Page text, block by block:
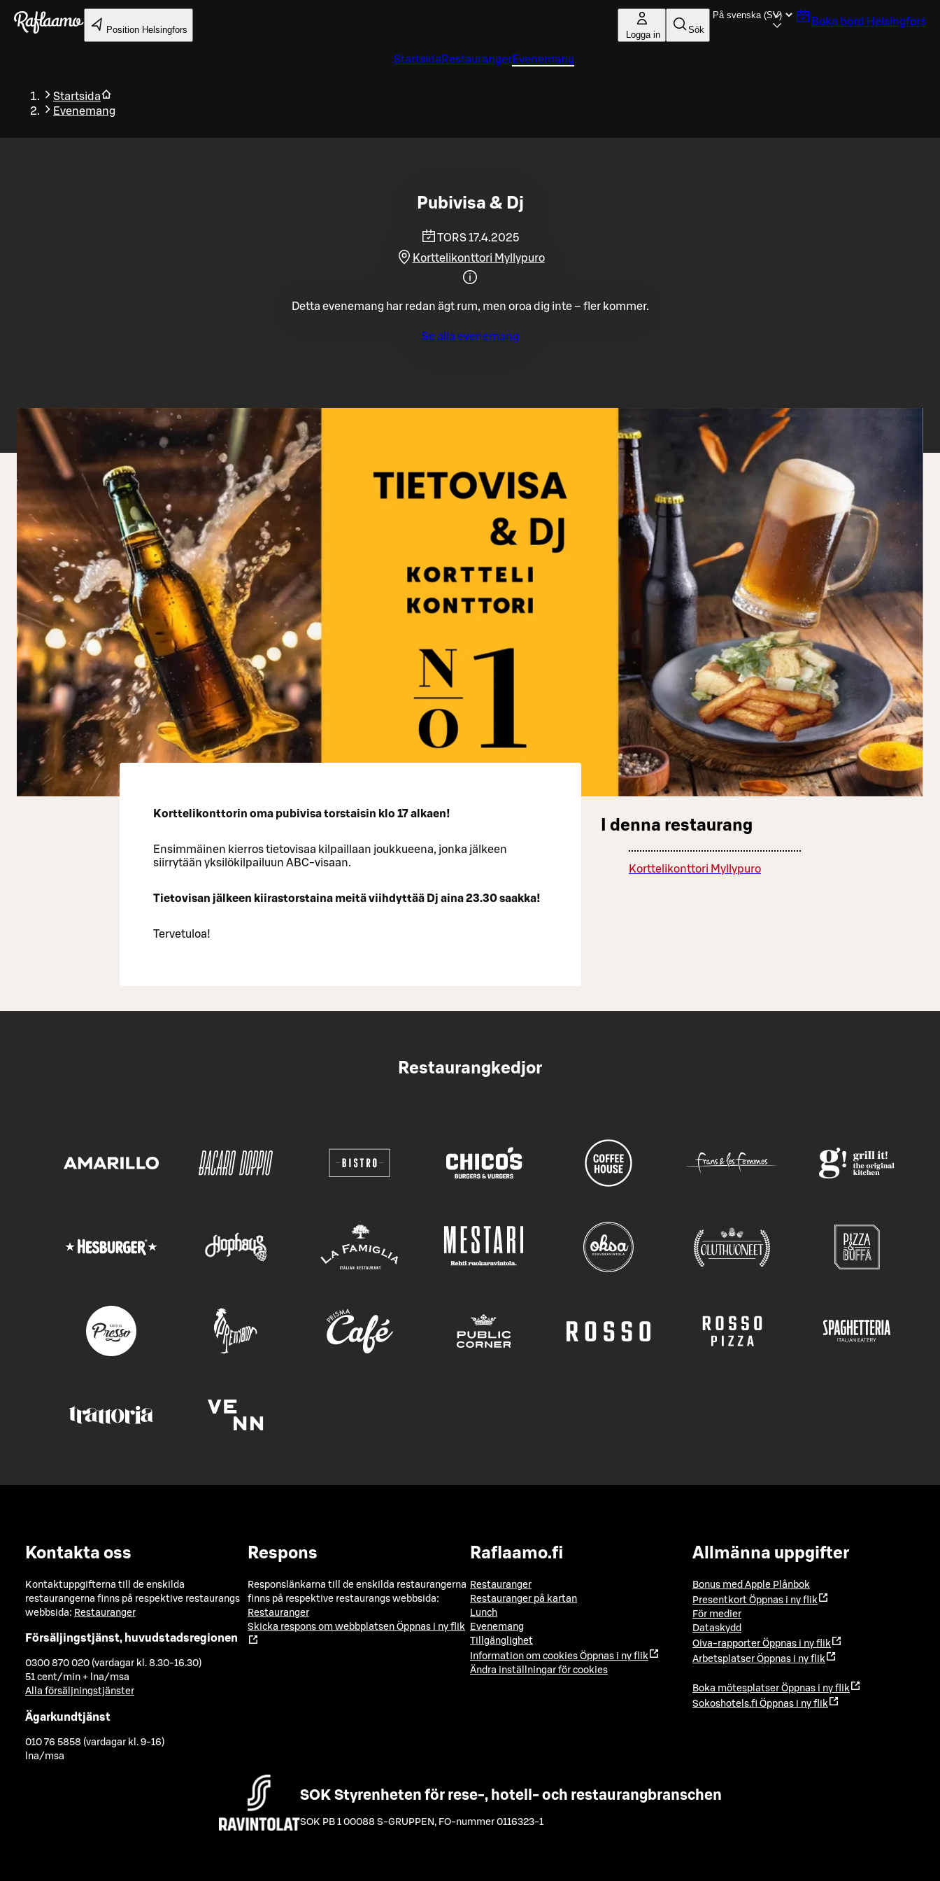
Gå till huvudinnehållet
Position Helsingfors Logga in Sök
Boka bord Helsingfors
Startsida RestaurangerEvenemang
Startsida
Evenemang
Tillbaka
Pubivisa & Dj
TORS 17.4.2025
Korttelikonttori Myllypuro
Detta evenemang har redan ägt rum, men oroa dig inte – fler kommer.
Se alla evenemang
Korttelikonttorin oma pubivisa torstaisin klo 17 alkaen!
Ensimmäinen kierros tietovisaa kilpaillaan joukkueena, jonka jälkeen
siirrytään yksilökilpailuun ABC-visaan.
Tietovisan jälkeen kiirastorstaina meitä viihdyttää Dj aina 23.30 saakka!
Tervetuloa!
I denna restaurang
Korttelikonttori Myllypuro
Restaurangkedjor
Kontakta oss
Kontaktuppgifterna till de enskilda
restaurangerna finns på respektive restaurangs
webbsida: Restauranger
Försäljingstjänst, huvudstadsregionen
0300 870 020 (vardagar kl. 8.30-16.30)
51 cent/min + lna/msa
Alla försäljningstjänster
Ägarkundtjänst
010 76 5858 (vardagar kl. 9-16)
lna/msa
Respons
Responslänkarna till de enskilda restaurangerna
finns på respektive restaurangs webbsida:
Restauranger
Skicka respons om webbplatsen Öppnas i ny flik
Raflaamo.fi
Restauranger
Restauranger på kartan
Lunch
Evenemang
Tillgänglighet
Information om cookies Öppnas i ny flik
Ändra inställningar för cookies
Allmänna uppgifter
Bonus med Apple Plånbok
Presentkort Öppnas i ny flik
För medier
Dataskydd
Oiva-rapporter Öppnas i ny flik
Arbetsplatser Öppnas i ny flik
Boka mötesplatser Öppnas i ny flik
Sokoshotels.fi Öppnas i ny flik
SOK Styrenheten för rese-, hotell- och restaurangbranschen
SOK PB 1 00088 S-GRUPPEN , FO-nummer 0116323-1